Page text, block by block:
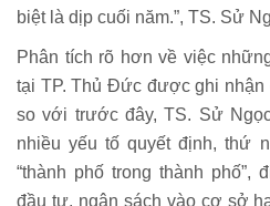
biệt là dịp cuối năm.”, TS. Sử
Phân tích rõ hơn về việc
tại TP. Thủ Đức được ghi
so với trước đây, TS. Sử
nhiều yếu tố quyết định, thứ
“thành phố trong thành phố”,
đầu tư, ngân sách vào cơ sở